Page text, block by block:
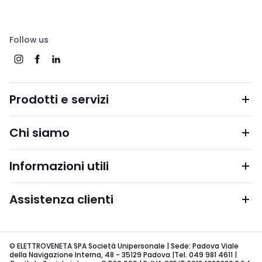
Follow us
Prodotti e servizi
Chi siamo
Informazioni utili
Assistenza clienti
© ELETTROVENETA SPA Società Unipersonale | Sede: Padova Viale
della Navigazione Interna, 48 - 35129 Padova |Tel. 049 981 4611 |